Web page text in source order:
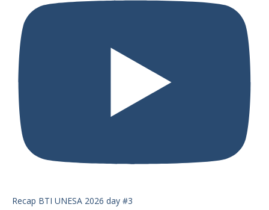
Recap BTI UNESA 2026 day #3